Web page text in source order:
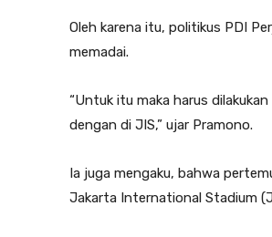
Oleh karena itu, politikus PDI
memadai.
“Untuk itu maka harus
dengan di JIS,” ujar Pramono.
Ia juga mengaku, bahwa
Jakarta International Stadium